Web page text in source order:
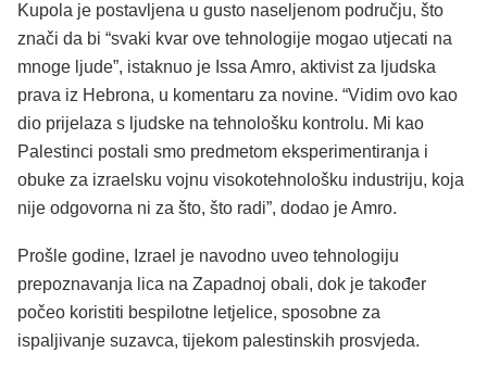
Kupola je postavljena u gusto naseljenom području, što
znači da bi “svaki kvar ove tehnologije mogao utjecati na
mnoge ljude”, istaknuo je Issa Amro, aktivist za ljudska
prava iz Hebrona, u komentaru za novine. “Vidim ovo kao
dio prijelaza s ljudske na tehnološku kontrolu. Mi kao
Palestinci postali smo predmetom eksperimentiranja i
obuke za izraelsku vojnu visokotehnološku industriju, koja
nije odgovorna ni za što, što radi”, dodao je Amro.
Prošle godine, Izrael je navodno uveo tehnologiju
prepoznavanja lica na Zapadnoj obali, dok je također
počeo koristiti bespilotne letjelice, sposobne za
ispaljivanje suzavca, tijekom palestinskih prosvjeda.